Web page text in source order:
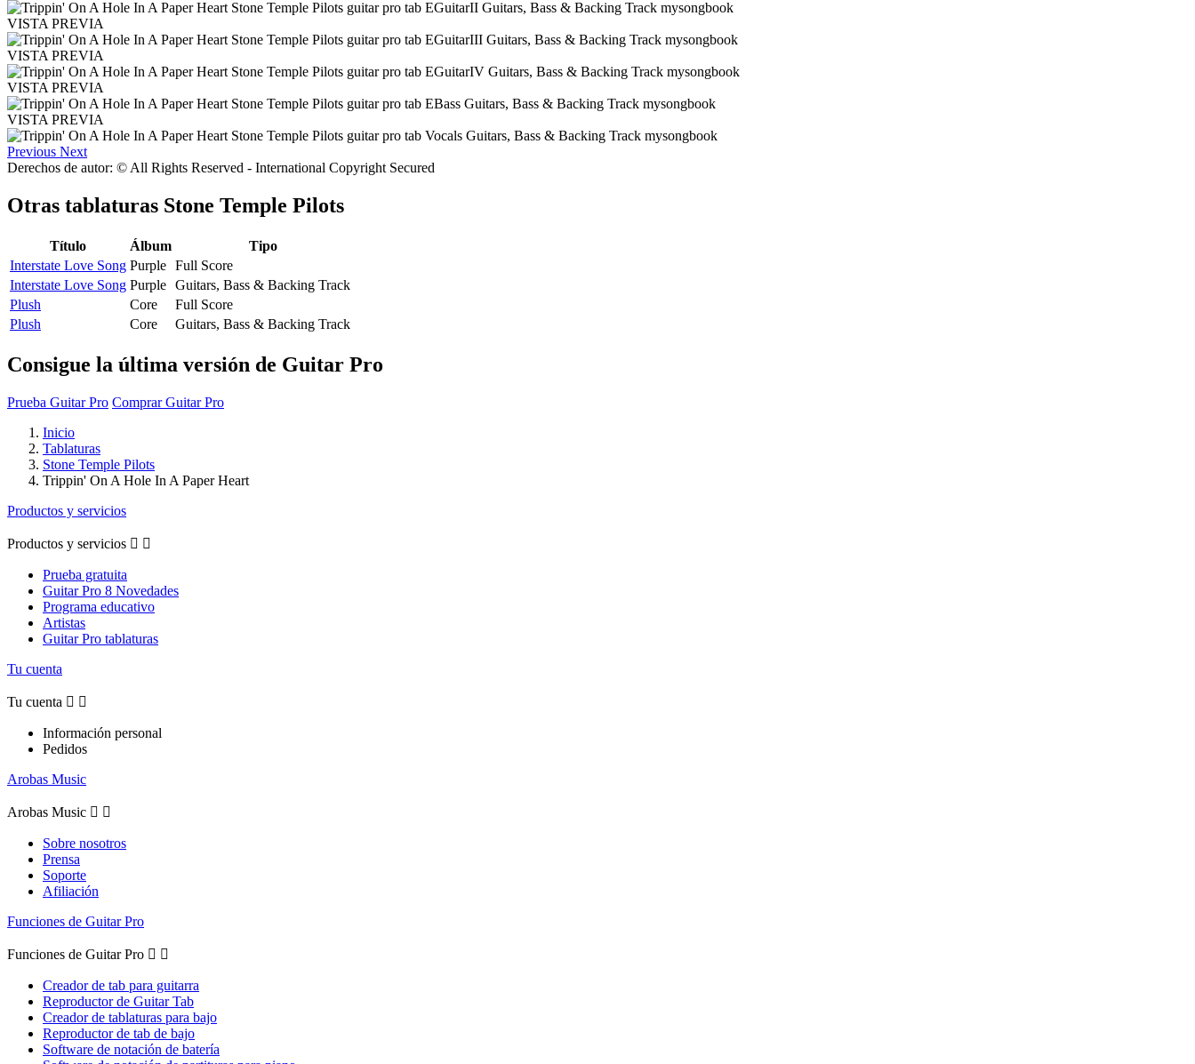
VISTA PREVIA
VISTA PREVIA
VISTA PREVIA
VISTA PREVIA
Previous Next
Derechos de autor: © All Rights Reserved - International Copyright Secured
Otras tablaturas Stone Temple Pilots
Título Álbum
Tipo
Interstate Love Song Purple Full Score
Interstate Love Song Purple Guitars, Bass & Backing Track
Plush
Core
Full Score
Plush
Core Guitars, Bass & Backing Track
Consigue la última versión de Guitar Pro
Prueba Guitar Pro Comprar Guitar Pro
Inicio
Tablaturas
Stone Temple Pilots
Trippin' On A Hole In A Paper Heart
Productos y servicios
Productos y servicios  
Prueba gratuita
Guitar Pro 8 Novedades
Programa educativo
Artistas
Guitar Pro tablaturas
Tu cuenta
Tu cuenta  
Información personal
Pedidos
Arobas Music
Arobas Music  
Sobre nosotros
Prensa
Soporte
Afiliación
Funciones de Guitar Pro
Funciones de Guitar Pro  
Creador de tab para guitarra
Reproductor de Guitar Tab
Creador de tablaturas para bajo
Reproductor de tab de bajo
Software de notación de batería